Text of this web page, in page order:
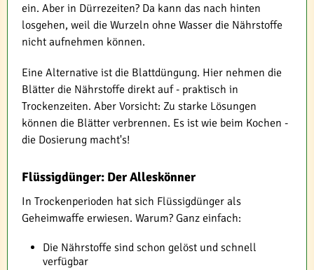
ein. Aber in Dürrezeiten? Da kann das nach hinten
losgehen, weil die Wurzeln ohne Wasser die Nährstoffe
nicht aufnehmen können.
Eine Alternative ist die Blattdüngung. Hier nehmen die
Blätter die Nährstoffe direkt auf - praktisch in
Trockenzeiten. Aber Vorsicht: Zu starke Lösungen
können die Blätter verbrennen. Es ist wie beim Kochen -
die Dosierung macht's!
Flüssigdünger: Der Alleskönner
In Trockenperioden hat sich Flüssigdünger als
Geheimwaffe erwiesen. Warum? Ganz einfach:
Die Nährstoffe sind schon gelöst und schnell
verfügbar